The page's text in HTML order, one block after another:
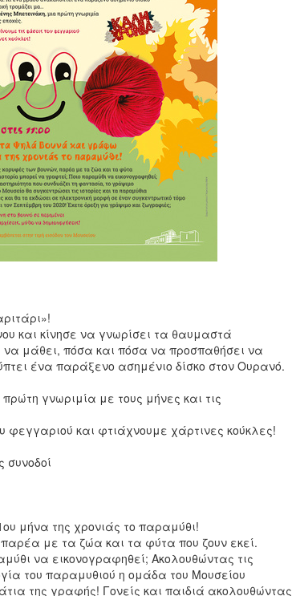
και κίνησε να γνωρίσει τα θαυμαστά
να μάθει, πόσα και πόσα να προσπαθήσει να
ένα παράξενο ασημένιο δίσκο στον Ουρανό.
γνωριμία με τους μήνες και τις
και φτιάχνουμε χάρτινες κούκλες!
συνοδοί
μήνα της χρονιάς το παραμύθι!
με τα ζώα και τα φύτα που ζουν εκεί.
να εικονογραφηθεί; Ακολουθώντας τις
του παραμυθιού η ομάδα του Μουσείου
της γραφής! Γονείς και παιδιά ακολουθώντας